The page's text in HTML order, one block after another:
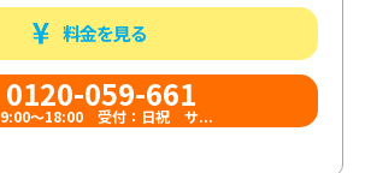
料金を見る
0120-059-661
9:00〜18:00 受付：日祝 サ...